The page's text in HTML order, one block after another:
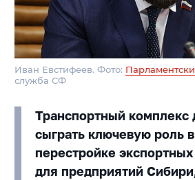
Иван Евстифеев. Фото:
служба СФ
Транспортный комплекс
сыграть ключевую роль в
перестройке
для предприятий